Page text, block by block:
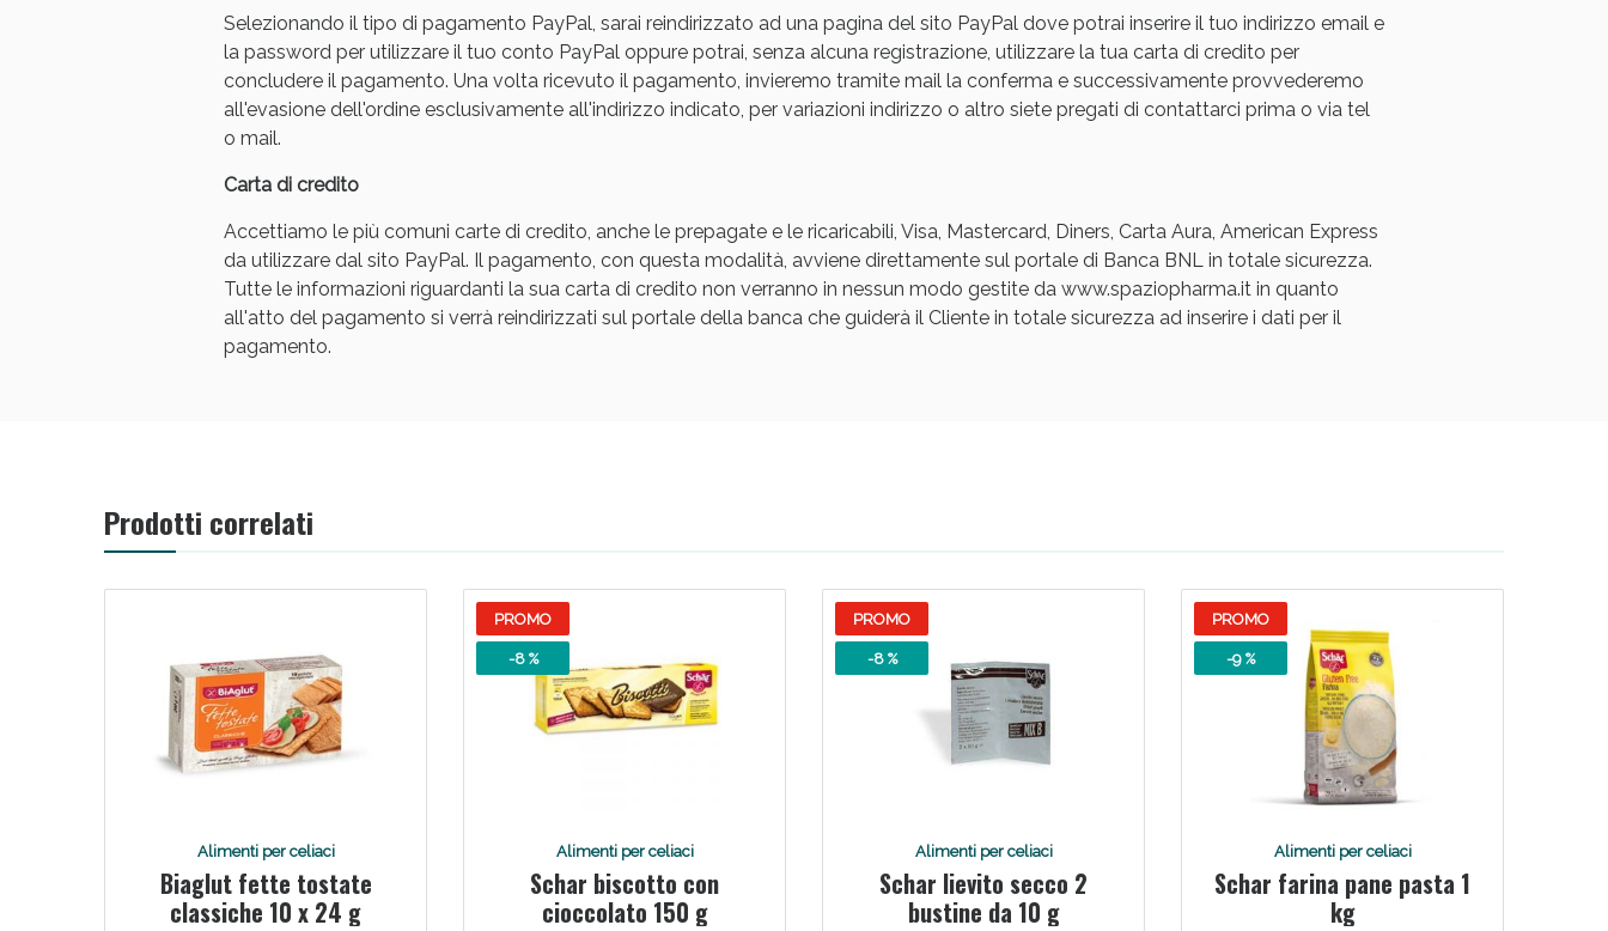
Selezionando il tipo di pagamento PayPal, sarai reindirizzato ad una pagina del sito PayPal dove potrai inserire il tuo indirizzo email e
la password per utilizzare il tuo conto PayPal oppure potrai, senza alcuna registrazione, utilizzare la tua carta di credito per
concludere il pagamento. Una volta ricevuto il pagamento, invieremo tramite mail la conferma e successivamente provvederemo
all'evasione dell'ordine esclusivamente all'indirizzo indicato, per variazioni indirizzo o altro siete pregati di contattarci prima o via tel
o mail.
Carta di credito
Accettiamo le più comuni carte di credito, anche le prepagate e le ricaricabili, Visa, Mastercard, Diners, Carta Aura, American Express
da utilizzare dal sito PayPal. Il pagamento, con questa modalità, avviene direttamente sul portale di Banca BNL in totale sicurezza.
Tutte le informazioni riguardanti la sua carta di credito non verranno in nessun modo gestite da www.spaziopharma.it in quanto
all'atto del pagamento si verrà reindirizzati sul portale della banca che guiderà il Cliente in totale sicurezza ad inserire i dati per il
pagamento.
Prodotti correlati
Alimenti per celiaci
Biaglut fette tostate
classiche 10 x 24 g
PROMO
-8 %
Alimenti per celiaci
Schar biscotto con
cioccolato 150 g
PROMO
-8 %
Alimenti per celiaci
Schar lievito secco 2
bustine da 10 g
PROMO
-9 %
Alimenti per celiaci
Schar farina pane pasta 1
kg
Benessere Intestinale: Sconto fino al 55% valido oggi!